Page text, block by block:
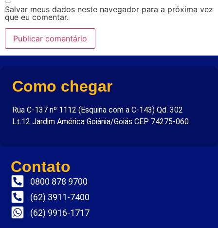
Salvar meus dados neste navegador para a próxima vez
que eu comentar.
Como chegar
Rua C-137 nº 1112 (Esquina com a C-143) Qd. 302
Lt.12 Jardim América Goiânia/Goiás CEP 74275-060
Contato
0800 878 9700
(62) 3911-7400
(62) 9916-1717